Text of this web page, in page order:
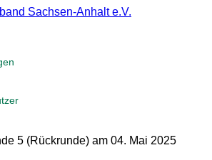
5 (Rückrunde) am 04. Mai 2025